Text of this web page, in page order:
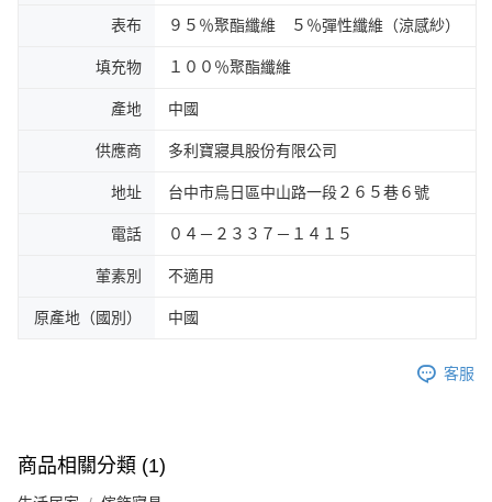
表布 ９５％聚酯纖維 ５％彈性纖維（涼感紗）
填充物 １００％聚酯纖維
產地 中國
供應商 多利寶寢具股份有限公司
地址 台中市烏日區中山路一段２６５巷６號
電話 ０４－２３３７－１４１５
葷素別 不適用
原產地（國別） 中國
客服
商品相關分類 (1)